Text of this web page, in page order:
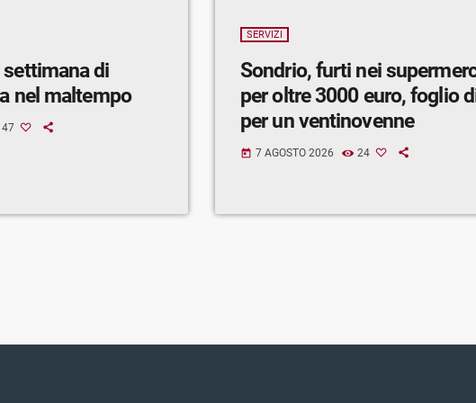
settimana di
nel maltempo
47
SERVIZI
Sondrio, furti nei
per oltre 3000 euro, foglio
per un ventinovenne
today 7 AGOSTO 2026 24